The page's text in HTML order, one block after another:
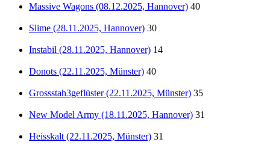
Massive Wagons (08.12.2025, Hannover) 40
Slime (28.11.2025, Hannover) 30
Instabil (28.11.2025, Hannover) 14
Donots (22.11.2025, Münster) 40
Grossstah3geflüster (22.11.2025, Münster) 35
New Model Army (18.11.2025, Hannover) 31
Heisskalt (22.11.2025, Münster) 31